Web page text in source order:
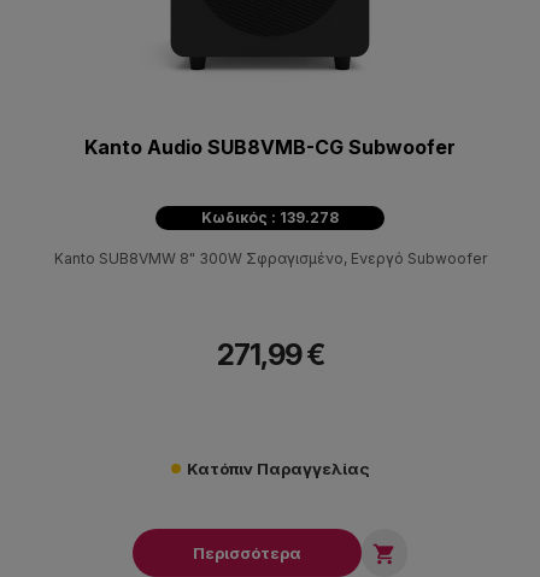
Kanto Audio SUB8VMB-CG Subwoofer
Κωδικός : 139.278
Kanto SUB8VMW 8" 300W Σφραγισμένο, Ενεργό Subwoofer
271,99 €
Κατόπιν Παραγγελίας
Περισσότερα 